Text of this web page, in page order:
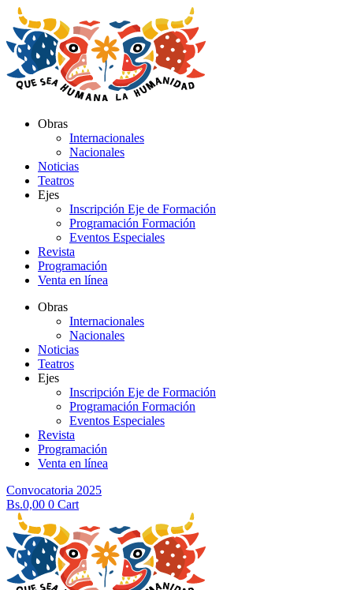
al
contenido
Obras
Internacionales
Nacionales
Noticias
Teatros
Ejes
Inscripción Eje de Formación
Programación Formación
Eventos Especiales
Revista
Programación
Venta en línea
Obras
Internacionales
Nacionales
Noticias
Teatros
Ejes
Inscripción Eje de Formación
Programación Formación
Eventos Especiales
Revista
Programación
Venta en línea
Convocatoria 2025
Bs.0,00 0 Cart